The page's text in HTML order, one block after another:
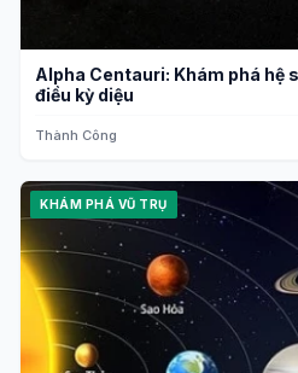
Alpha Centauri: Khám phá hệ
điều kỳ diệu
Thành Công
KHÁM PHÁ VŨ TRỤ